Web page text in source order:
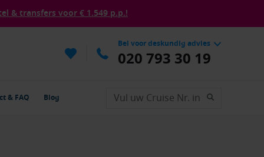
& transfers voor € 1.549 p.p.!
Bel voor deskundig advies
020 793 30 19
& FAQ Blog